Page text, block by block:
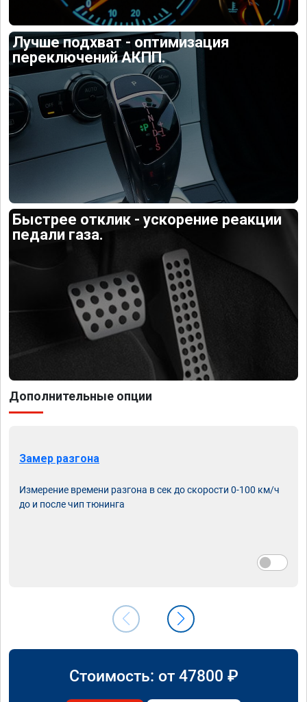
Лучше подхват - оптимизация
переключений АКПП.
Быстрее отклик - ускорение реакции
педали газа.
Дополнительные опции
Замер разгона
Измерение времени разгона в сек до скорости 0-100 км/ч
до и после чип тюнинга
Стоимость: от 47800 ₽